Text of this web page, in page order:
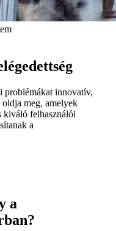
problémákat innovatív,
meg, amelyek
kiváló felhasználói
a
a